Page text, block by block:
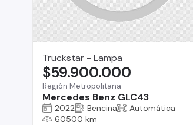
Truckstar - Lampa
Región Metropolitana
Mercedes Benz GLC43
$59.900.000
2022 Bencina
Automática
60500 km